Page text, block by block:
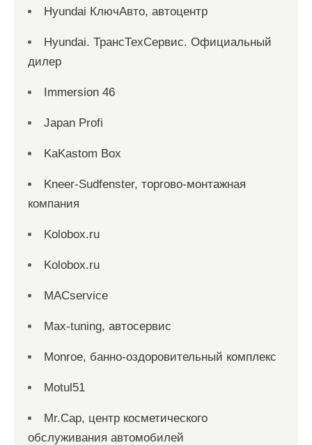
Hyundai КлючАвто, автоцентр
Hyundai. ТрансТехСервис. Официальный
дилер
Immersion 46
Japan Profi
KaKastom Box
Kneer-Sudfenster, торгово-монтажная
компания
Kolobox.ru
Kolobox.ru
MACservice
Max-tuning, автосервис
Monroe, банно-оздоровительный комплекс
Motul51
Mr.Cap, центр косметического
обслуживания автомобилей